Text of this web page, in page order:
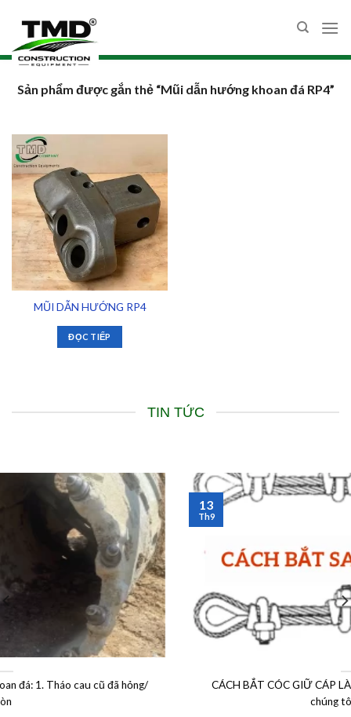
content
Sản phẩm được gắn thẻ “Mũi dẫn hướng khoan đá RP4”
MŨI DẪN HƯỚNG RP4
ĐỌC TIẾP
TIN TỨC
CÁCH BẮT CÓC GIỮ CÁP LÀM SAO CHO ĐÚNG? Dưới dây